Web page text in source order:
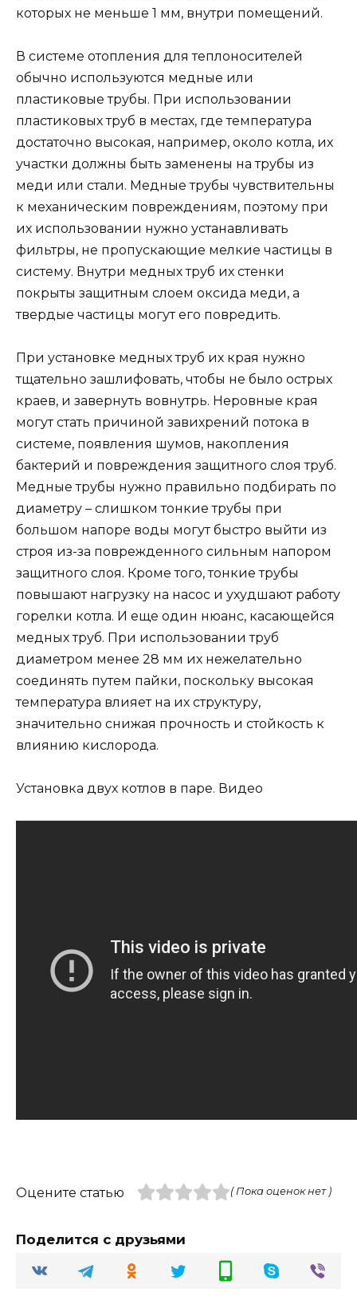
которых не меньше 1 мм, внутри помещений.
В системе отопления для теплоносителей
обычно используются медные или
пластиковые трубы. При использовании
пластиковых труб в местах, где температура
достаточно высокая, например, около котла, их
участки должны быть заменены на трубы из
меди или стали. Медные трубы чувствительны
к механическим повреждениям, поэтому при
их использовании нужно устанавливать
фильтры, не пропускающие мелкие частицы в
систему. Внутри медных труб их стенки
покрыты защитным слоем оксида меди, а
твердые частицы могут его повредить.
При установке медных труб их края нужно
тщательно зашлифовать, чтобы не было острых
краев, и завернуть вовнутрь. Неровные края
могут стать причиной завихрений потока в
системе, появления шумов, накопления
бактерий и повреждения защитного слоя труб.
Медные трубы нужно правильно подбирать по
диаметру – слишком тонкие трубы при
большом напоре воды могут быстро выйти из
строя из-за поврежденного сильным напором
защитного слоя. Кроме того, тонкие трубы
повышают нагрузку на насос и ухудшают работу
горелки котла. И еще один нюанс, касающейся
медных труб. При использовании труб
диаметром менее 28 мм их нежелательно
соединять путем пайки, поскольку высокая
температура влияет на их структуру,
значительно снижая прочность и стойкость к
влиянию кислорода.
Установка двух котлов в паре. Видео
Оцените статью ( Пока оценок нет )
Поделится с друзьями